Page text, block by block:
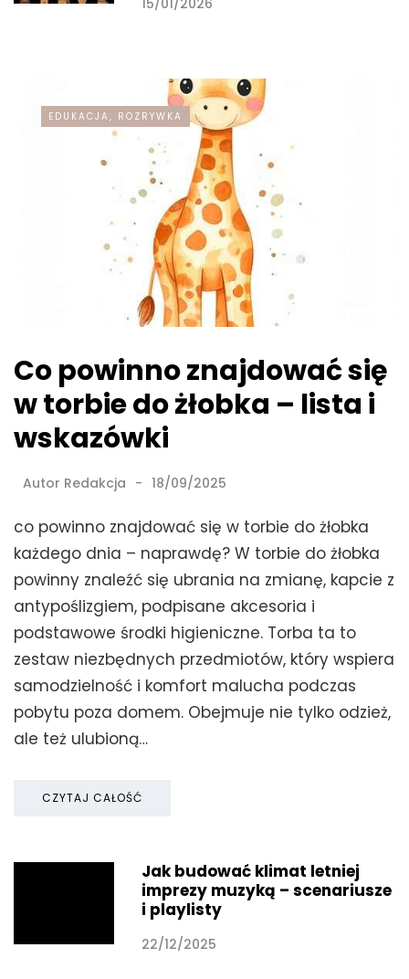
15/01/2026
EDUKACJA, ROZRYWKA
Co powinno znajdować się
w torbie do żłobka – lista i
wskazówki
Autor Redakcja 18/09/2025
co powinno znajdować się w torbie do żłobka
każdego dnia – naprawdę? W torbie do żłobka
powinny znaleźć się ubrania na zmianę, kapcie z
antypoślizgiem, podpisane akcesoria i
podstawowe środki higieniczne. Torba ta to
zestaw niezbędnych przedmiotów, który wspiera
samodzielność i komfort malucha podczas
pobytu poza domem. Obejmuje nie tylko odzież,
ale też ulubioną…
CZYTAJ CAŁOŚĆ
Jak budować klimat letniej
imprezy muzyką – scenariusze
i playlisty
22/12/2025